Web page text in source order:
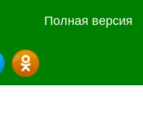
Полная версия